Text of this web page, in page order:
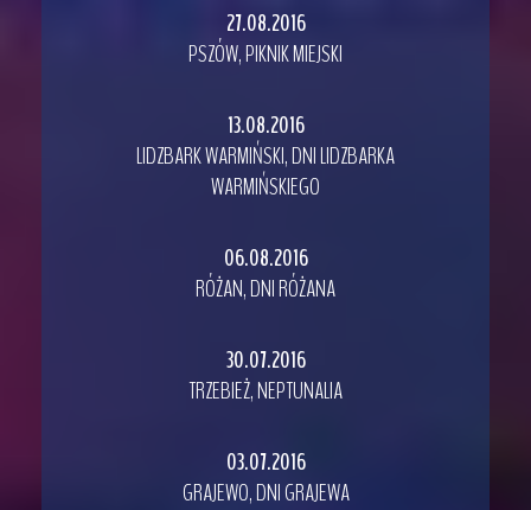
27.08.2016
PSZÓW, PIKNIK MIEJSKI
13.08.2016
LIDZBARK WARMIŃSKI, DNI LIDZBARKA
WARMIŃSKIEGO
06.08.2016
RÓŻAN, DNI RÓŻANA
30.07.2016
TRZEBIEŻ, NEPTUNALIA
03.07.2016
GRAJEWO, DNI GRAJEWA